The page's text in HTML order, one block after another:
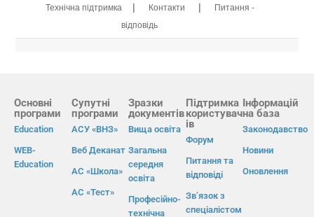
Технічна підтримка | Контакти |
Питання -
відповідь
Основні
програми
Education
WEB-
Education
Супутні
програми
АСУ «ВНЗ»
Веб Деканат
АС «Школа»
АС «Тест»
Зразки
документів
Вища освіта
Загальна
середня
освіта
Професійно-
технічна
Підтримка
користувач
ів
Форум
Питання та
відповіді
Зв’язок з
спеціалістом
Інформацій
на база
Законодавство
Новини
Оновлення